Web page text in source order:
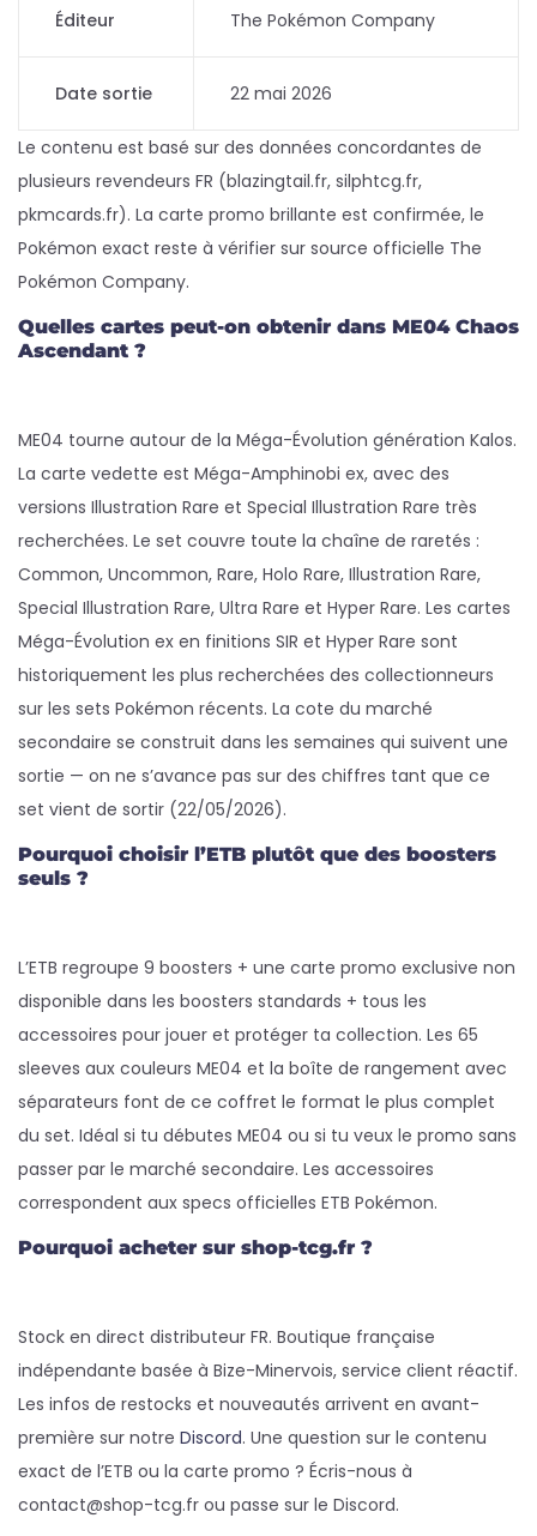
Éditeur The Pokémon Company
Date sortie 22 mai 2026
Le contenu est basé sur des données concordantes de
plusieurs revendeurs FR (blazingtail.fr, silphtcg.fr,
pkmcards.fr). La carte promo brillante est confirmée, le
Pokémon exact reste à vérifier sur source officielle The
Pokémon Company.
Quelles cartes peut-on obtenir dans ME04 Chaos
Ascendant ?
ME04 tourne autour de la Méga-Évolution génération Kalos.
La carte vedette est Méga-Amphinobi ex, avec des
versions Illustration Rare et Special Illustration Rare très
recherchées. Le set couvre toute la chaîne de raretés :
Common, Uncommon, Rare, Holo Rare, Illustration Rare,
Special Illustration Rare, Ultra Rare et Hyper Rare. Les cartes
Méga-Évolution ex en finitions SIR et Hyper Rare sont
historiquement les plus recherchées des collectionneurs
sur les sets Pokémon récents. La cote du marché
secondaire se construit dans les semaines qui suivent une
sortie — on ne s’avance pas sur des chiffres tant que ce
set vient de sortir (22/05/2026).
Pourquoi choisir l’ETB plutôt que des boosters
seuls ?
L’ETB regroupe 9 boosters + une carte promo exclusive non
disponible dans les boosters standards + tous les
accessoires pour jouer et protéger ta collection. Les 65
sleeves aux couleurs ME04 et la boîte de rangement avec
séparateurs font de ce coffret le format le plus complet
du set. Idéal si tu débutes ME04 ou si tu veux le promo sans
passer par le marché secondaire. Les accessoires
correspondent aux specs officielles ETB Pokémon.
Pourquoi acheter sur shop-tcg.fr ?
Stock en direct distributeur FR. Boutique française
indépendante basée à Bize-Minervois, service client réactif.
Les infos de restocks et nouveautés arrivent en avant-
première sur notre Discord. Une question sur le contenu
exact de l’ETB ou la carte promo ? Écris-nous à
contact@shop-tcg.fr ou passe sur le Discord.